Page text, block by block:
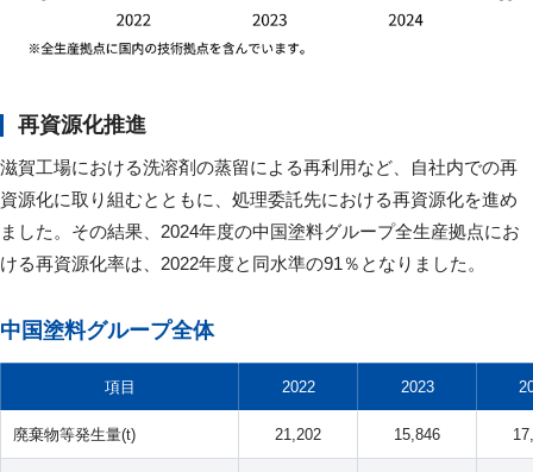
再資源化推進
滋賀工場における洗溶剤の蒸留による再利用など、自社内での再
資源化に取り組むとともに、処理委託先における再資源化を進め
ました。その結果、2024年度の中国塗料グループ全生産拠点にお
ける再資源化率は、2022年度と同水準の91％となりました。
中国塗料グループ全体
項目 2022 2023
廃棄物等発生量(t) 21,202 15,846